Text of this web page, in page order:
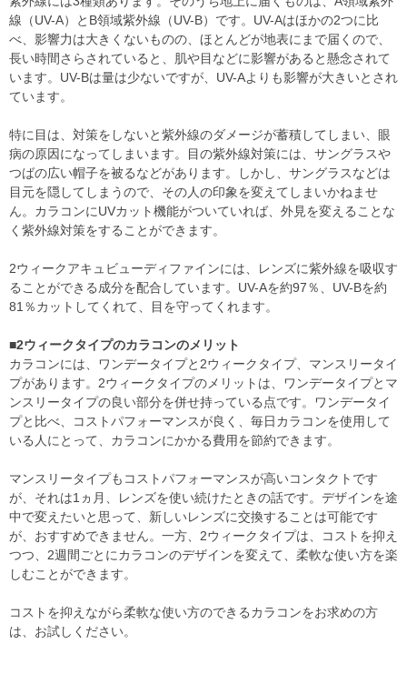
線（UV-A）とB領域紫外線（UV-B）です。UV-Aはほかの2つに比
べ、影響力は大きくないものの、ほとんどが地表にまで届くので、
長い時間さらされていると、肌や目などに影響があると懸念されて
います。UV-Bは量は少ないですが、UV-Aよりも影響が大きいとされ
ています。
特に目は、対策をしないと紫外線のダメージが蓄積してしまい、眼
病の原因になってしまいます。目の紫外線対策には、サングラスや
つばの広い帽子を被るなどがあります。しかし、サングラスなどは
目元を隠してしまうので、その人の印象を変えてしまいかねませ
ん。カラコンにUVカット機能がついていれば、外見を変えることな
く紫外線対策をすることができます。
2ウィークアキュビューディファインには、レンズに紫外線を吸収す
ることができる成分を配合しています。UV-Aを約97％、UV-Bを約
81％カットしてくれて、目を守ってくれます。
■2ウィークタイプのカラコンのメリット
カラコンには、ワンデータイプと2ウィークタイプ、マンスリータイ
プがあります。2ウィークタイプのメリットは、ワンデータイプとマ
ンスリータイプの良い部分を併せ持っている点です。ワンデータイ
プと比べ、コストパフォーマンスが良く、毎日カラコンを使用して
いる人にとって、カラコンにかかる費用を節約できます。
マンスリータイプもコストパフォーマンスが高いコンタクトです
が、それは1ヵ月、レンズを使い続けたときの話です。デザインを途
中で変えたいと思って、新しいレンズに交換することは可能です
が、おすすめできません。一方、2ウィークタイプは、コストを抑え
つつ、2週間ごとにカラコンのデザインを変えて、柔軟な使い方を楽
しむことができます。
コストを抑えながら柔軟な使い方のできるカラコンをお求めの方
は、お試しください。